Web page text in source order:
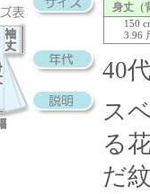
身丈（
150
3.96
40
ス
る
だ